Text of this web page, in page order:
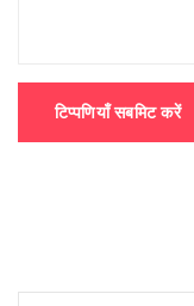
टिप्पणियाँ सबमिट करें